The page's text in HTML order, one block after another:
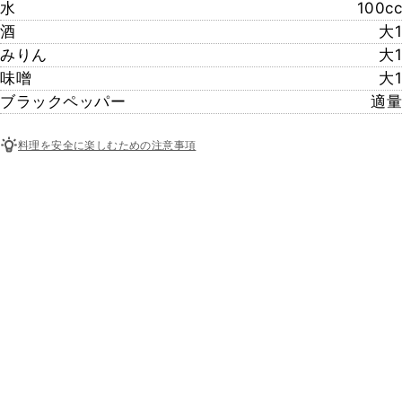
水
100cc
酒
大1
みりん
大1
味噌
大1
ブラックペッパー
適量
料理を安全に楽しむための注意事項